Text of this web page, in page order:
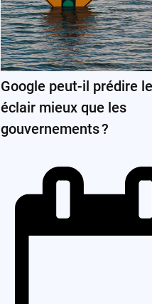
Google peut-il prédire
éclair mieux que les
gouvernements ?